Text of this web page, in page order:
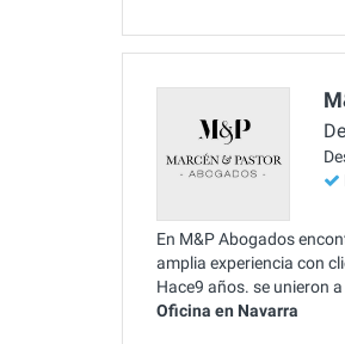
En M&P Abogados
amplia experiencia con
Hace9 años. se unieron
Oficina en Navarra